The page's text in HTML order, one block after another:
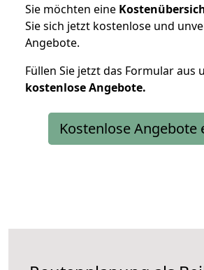
Sie möchten eine
Sie sich jetzt kostenlose und
Angebote.
Füllen Sie jetzt das Formular aus
kostenloseAngebote.
Kostenlose Angebote